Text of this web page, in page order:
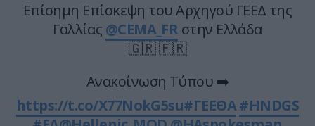
Επίσημη Επίσκεψη του Αρχηγού ΓΕΕΔ της
Γαλλίας @CEMA_FR στην Ελλάδα
🇬🇷 🇫🇷
Ανακοίνωση Τύπου ➡️
https://t.co/X77NokG5su#ΓΕΕΘΑ#HNDGS